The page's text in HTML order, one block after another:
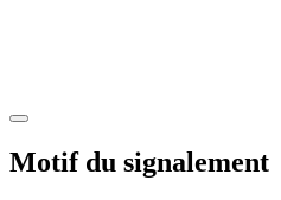
Motif du signalement